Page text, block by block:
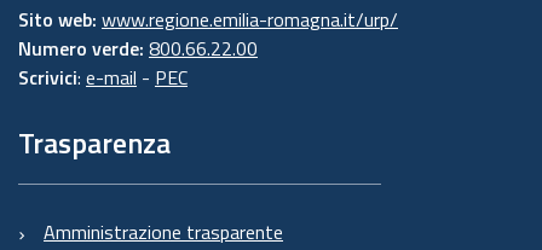
Sito web: www.regione.emilia-romagna.it/urp/
Numero verde: 800.66.22.00
Scrivici: e-mail - PEC
Trasparenza
Amministrazione trasparente